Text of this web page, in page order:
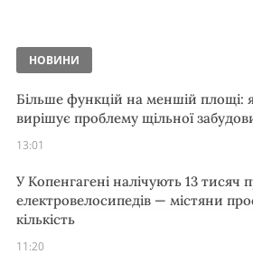
НОВИНИ
Більше функцій на меншій площі:
вирішує проблему щільної
13:01
У Копенгагені налічують 13 тисяч
електровелосипедів — містяни
кількість
11:20